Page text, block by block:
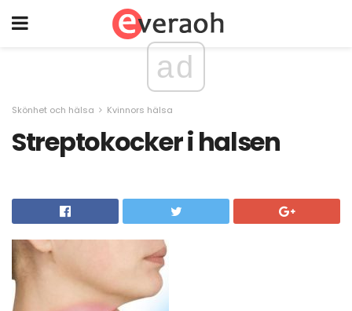
ad
Skönhet och hälsa Kvinnors hälsa
Streptokocker i halsen